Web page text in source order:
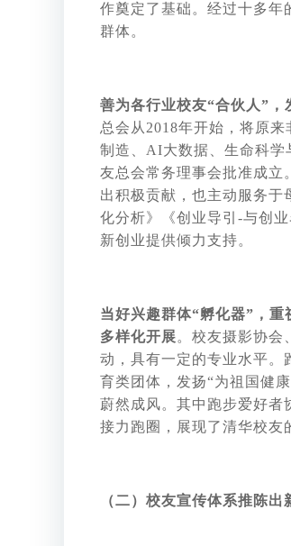
作奠定了基础。经过十多年
群体。
善为各行业校友“合伙人”
总会从2018年开始，将原
制造、AI大数据、生命科学
友总会常务理事会批准成立
出积极贡献，也主动服务于
化分析》《创业导引-与创
新创业提供倾力支持。
当好兴趣群体“孵化器”，
多样化开展。校友摄影协会
动，具有一定的专业水平。
育类团体，发扬“为祖国健
蔚然成风。其中跑步爱好者
接力跑圈，展现了清华校友
（二）校友宣传体系推陈